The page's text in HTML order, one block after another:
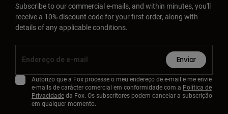
Subscribe to our commercial e-mails, and within minutes, you'll
receive a 10% discount code for your first order, along with
details of any applicable conditions.
Enviar
Autorizo que a Fox processe o meu endereço de e-mail e me envie
e-mails de carácter comercial em conformidade com a Política de
Privacidadeda Fox. Os subscritores podem cancelar a subscrição
em qualquer momento.